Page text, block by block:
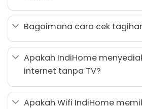
Bagaimana cara cek
Apakah IndiHome
internet tanpa TV?
Apakah Wifi IndiHome